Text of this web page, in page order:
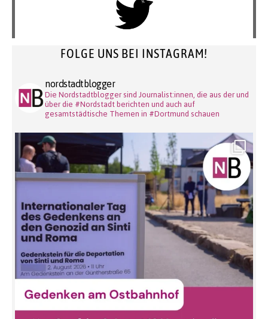
FOLGE UNS BEI INSTAGRAM!
nordstadtblogger
Die Nordstadtblogger sind Journalist:innen, die aus der und
über die #Nordstadt berichten und auch auf
gesamtstädtische Themen in #Dortmund schauen